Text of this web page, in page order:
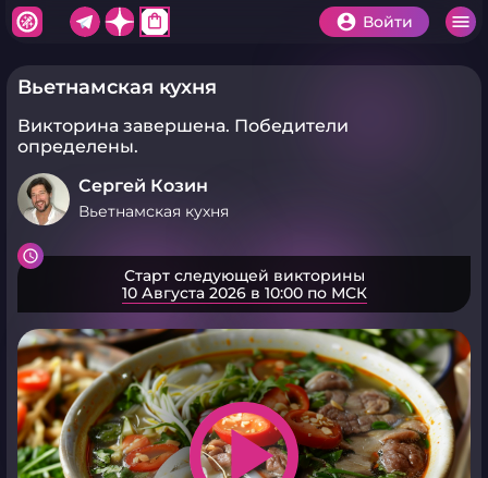
shopping_bag Войти
Вьетнамская кухня
Викторина завершена. Победители
определены.
Сергей Козин
Вьетнамская кухня
Старт следующей викторины
10 Августа 2026 в 10:00 по МСК
play_arrow